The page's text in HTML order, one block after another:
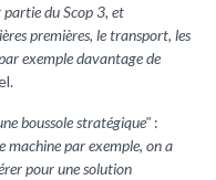
du Scop 3, et
premières, le transport, les
exemple davantage de
boussole stratégique" :
machine par exemple, on a
pour une solution